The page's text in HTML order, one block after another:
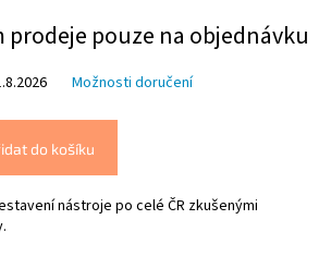
prodeje pouze na objednávku
Možnosti doručení
do košíku
nástroje po celé ČR zkušenými